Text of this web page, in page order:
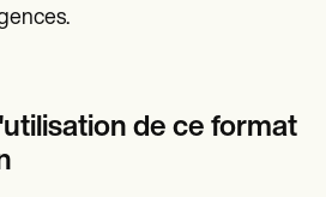
de ce format